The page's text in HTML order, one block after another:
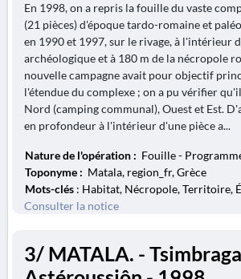
En 1998, on a repris la fouille du vaste
(21 pièces) d'époque tardo-romaine et
en 1990 et 1997, sur le rivage, à l'intérieur
archéologique et à 180 m de la nécropole
nouvelle campagne avait pour objectif
l'étendue du complexe ; on a pu vérifier
Nord (camping communal), Ouest et Est.
en profondeur à l'intérieur d'une pièce a...
Nature de l'opération : Fouille -
Toponyme : Matala, region_fr, Grèce
Mots-clés : Habitat, Nécropole, Territoire,
Consulter la notice
3/ MATALA. - Tsimbraga